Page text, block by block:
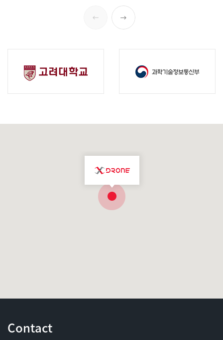
Contact